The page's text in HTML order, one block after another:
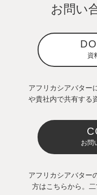
お問い
資
アフリカシアバター
や貴社内で共有する
お問
アフリカシアバター
方はこちらから。